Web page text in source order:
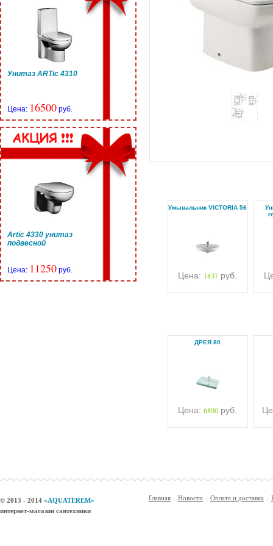
Унитаз ARTic 4310
Цена: 16500 руб.
Artic 4330 унитаз
подвесной
Цена: 11250 руб.
Умывальник VICTORIA 56
Цена: 1837 руб.
ДРЕЯ 80
Цена: 6800 руб.
© 2013 - 2014 «AQUATEREM»
интернет-магазин сантехники
Главная Новости Оплата и доставка